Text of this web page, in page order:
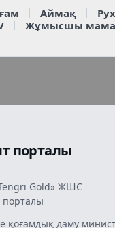
Аймақ
Жұмысшы
порталы
Gold» ЖШС
порталы
қоғамдық даму